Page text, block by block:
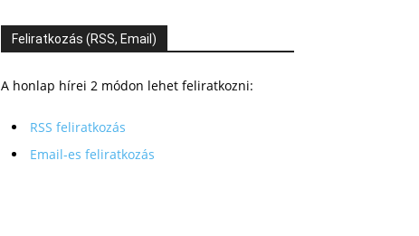
Feliratkozás (RSS, Email)
A honlap hírei 2 módon lehet feliratkozni:
RSS feliratkozás
Email-es feliratkozás